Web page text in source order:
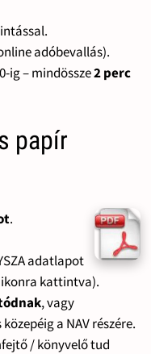
adóbevallás).
ig – mindössze2 perc
papír
.
adatlapot
kattintva).
, vagy
a NAV részére.
/ könyvelő tud